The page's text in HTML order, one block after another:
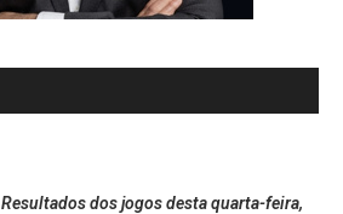
Resultados dos jogos desta quarta-feira,